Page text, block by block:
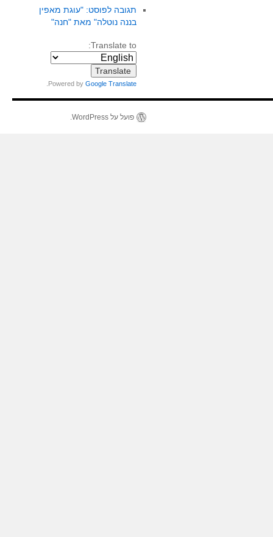
תגובה לפוסט: "עוגת מאפין
בננה נוטלה" מאת "חנה"
Translate to:
Powered byGoogle Translate
פועל על WordPress.